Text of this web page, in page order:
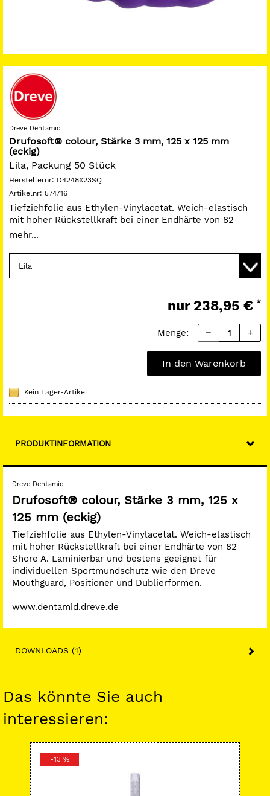
Dreve Dentamid
Drufosoft® colour, Stärke 3 mm, 125 x 125 mm
(eckig)
Lila, Packung 50 Stück
Herstellernr: D4248X23SQ
Artikelnr: 574716
Tiefziehfolie aus Ethylen-Vinylacetat. Weich-elastisch
mit hoher Rückstellkraft bei einer Endhärte von 82
Shore A. Laminierbar und bestens geeignet für
Mouthguard, Positioner und Dublierformen.
www.dentamid.dreve.de
mehr...
nur 238,95 € *
Menge:
In den Warenkorb
Kein Lager-Artikel
PRODUKTINFORMATION
Dreve Dentamid
Drufosoft® colour, Stärke 3 mm, 125 x
125 mm (eckig)
Tiefziehfolie aus Ethylen-Vinylacetat. Weich-elastisch
mit hoher Rückstellkraft bei einer Endhärte von 82
Shore A. Laminierbar und bestens geeignet für
individuellen Sportmundschutz wie den Dreve
Mouthguard, Positioner und Dublierformen.
www.dentamid.dreve.de
DOWNLOADS (1)
Das könnte Sie auch
interessieren:
-13 %